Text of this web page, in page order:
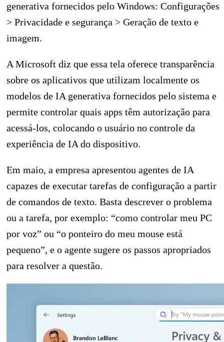
generativa fornecidos pelo Windows: Configurações
> Privacidade e segurança > Geração de texto e
imagem.
A Microsoft diz que essa tela oferece transparência
sobre os aplicativos que utilizam localmente os
modelos de IA generativa fornecidos pelo sistema e
permite controlar quais apps têm autorização para
acessá-los, colocando o usuário no controle da
experiência de IA do dispositivo.
Em maio, a empresa apresentou agentes de IA
capazes de executar tarefas de configuração a partir
de comandos de texto. Basta descrever o problema
ou a tarefa, por exemplo: “como controlar meu PC
por voz” ou “o ponteiro do meu mouse está
pequeno”, e o agente sugere os passos apropriados
para resolver a questão.